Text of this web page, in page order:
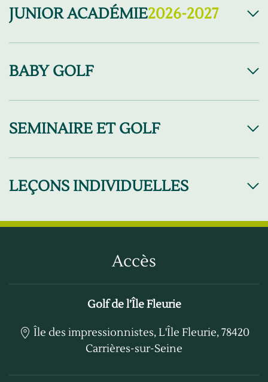
JUNIOR ACADÉMIE2026-2027
BABY GOLF
SEMINAIRE ET GOLF
LEÇONS INDIVIDUELLES
Accès
Golf de l’Île Fleurie
Île des impressionnistes, L'Île Fleurie, 78420
Carrières-sur-Seine